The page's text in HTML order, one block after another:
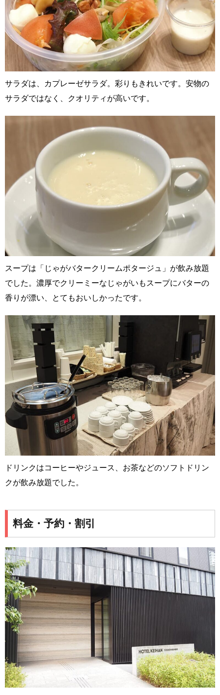
サラダは、カプレーゼサラダ。彩りもきれいです。安物の
サラダではなく、クオリティが高いです。
スープは「じゃがバタークリームポタージュ」が飲み放題
でした。濃厚でクリーミーなじゃがいもスープにバターの
香りが漂い、とてもおいしかったです。
ドリンクはコーヒーやジュース、お茶などのソフトドリン
クが飲み放題でした。
料金・予約・割引